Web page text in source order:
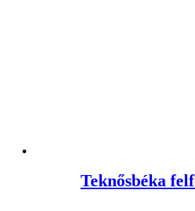
Teknősbéka